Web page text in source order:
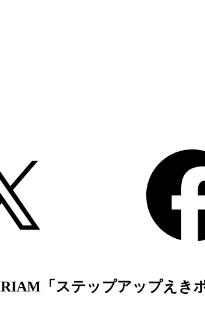
「ステップアップえき